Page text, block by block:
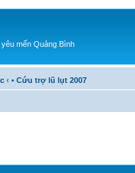
mến Quảng Bình
‹ • Cứu trợ lũ lụt 2007